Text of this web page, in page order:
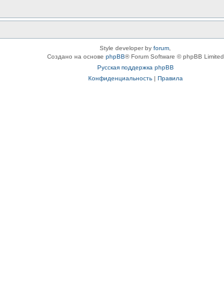
Style developer by forum,
Создано на основе phpBB® Forum Software © phpBB Limited
Русская поддержка phpBB
Конфиденциальность| Правила